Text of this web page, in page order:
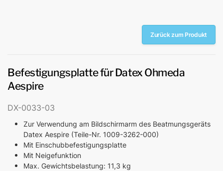
Zurück zum Produkt
Befestigungsplatte für Datex Ohmeda
Aespire
DX-0033-03
Zur Verwendung am Bildschirmarm des Beatmungsgeräts
Datex Aespire (Teile-Nr. 1009-3262-000)
Mit Einschubbefestigungsplatte
Mit Neigefunktion
Max. Gewichtsbelastung: 11,3 kg